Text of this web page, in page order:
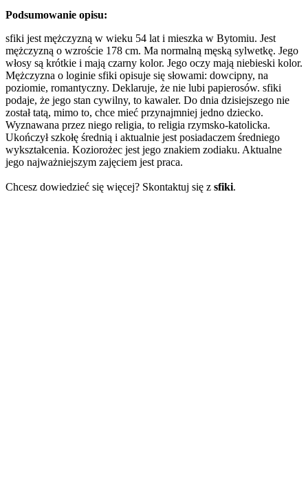
Podsumowanie opisu:
sfiki jest mężczyzną w wieku 54 lat i mieszka w Bytomiu. Jest
mężczyzną o wzroście 178 cm. Ma normalną męską sylwetkę. Jego
włosy są krótkie i mają czarny kolor. Jego oczy mają niebieski kolor.
Mężczyzna o loginie sfiki opisuje się słowami: dowcipny, na
poziomie, romantyczny. Deklaruje, że nie lubi papierosów. sfiki
podaje, że jego stan cywilny, to kawaler. Do dnia dzisiejszego nie
został tatą, mimo to, chce mieć przynajmniej jedno dziecko.
Wyznawana przez niego religia, to religia rzymsko-katolicka.
Ukończył szkołę średnią i aktualnie jest posiadaczem średniego
wykształcenia. Koziorożec jest jego znakiem zodiaku. Aktualne
jego najważniejszym zajęciem jest praca.
Chcesz dowiedzieć się więcej? Skontaktuj się z sfiki.